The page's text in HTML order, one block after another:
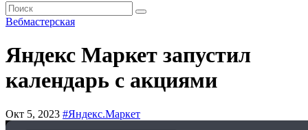
Вебмастерская
Яндекс Маркет запустил
календарь с акциями
Окт 5, 2023 #Яндекс.Маркет